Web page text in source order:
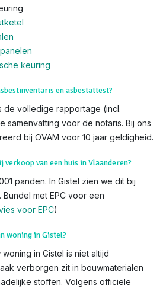
keuring
en asbestattest?
de volledige rapportage (incl.
samenvatting voor de notaris. Bij ons
bij OVAM voor 10 jaar geldigheid.
verkoop van een huis in Vlaanderen?
panden. In Gistel zien we dit bij
met EPC voor een
voor EPC)
woning in Gistel?
in Gistel is niet altijd
verborgen zit in bouwmaterialen
stoffen. Volgens officiële